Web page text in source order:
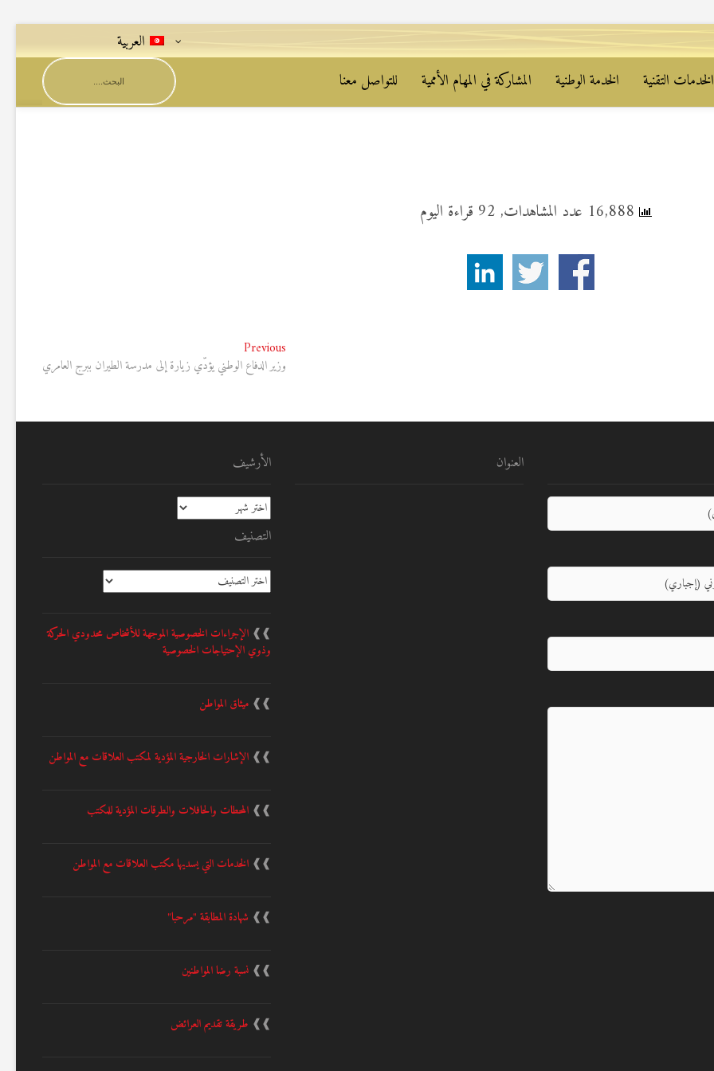
العربية
الخدمات التقنية الخدمة الوطنية المشاركة في المهام الأممية للتواصل معنا
Previous
Previous
post:
وزير الدفاع الوطني يؤدّي زيارة إلى مدرسة الطيران ببرج العامري
العنوان الأرشيف
الأرشيف
التصنيف
التصنيف
❱❱الإجراءات الخصوصية الموجهة للأشخاص محدودي الحركة
وذوي الإحتياجات الخصوصية
❱❱ميثاق المواطن
❱❱الإشارات الخارجية المؤدية لمكتب العلاقات مع المواطن
❱❱المحطات والحافلات والطرقات المؤدية للمكتب
❱❱الخدمات التي يسديها مكتب العلاقات مع المواطن
❱❱ شهادة المطابقة "مرحبا"
❱❱نسبة رضا المواطنين
❱❱ طريقة تقديم العرائض